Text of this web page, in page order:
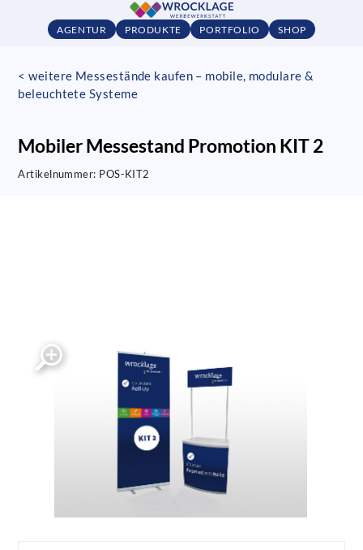
AGENTUR PRODUKTE PORTFOLIO SHOP
< weitere Messestände kaufen – mobile, modulare &
beleuchtete Systeme
Mobiler Messestand Promotion KIT 2
Artikelnummer: POS-KIT2